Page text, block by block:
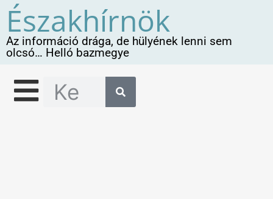
Északhírnök
Az információ drága, de hülyének lenni sem
olcsó… Helló bazmegye